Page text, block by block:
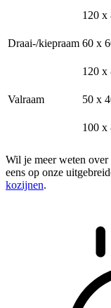
120 x
Draai-/kiepraam 60 x
120 x
Valraam 50 x
100 x
Wil je meer weten
eens op onze
kozijnen.